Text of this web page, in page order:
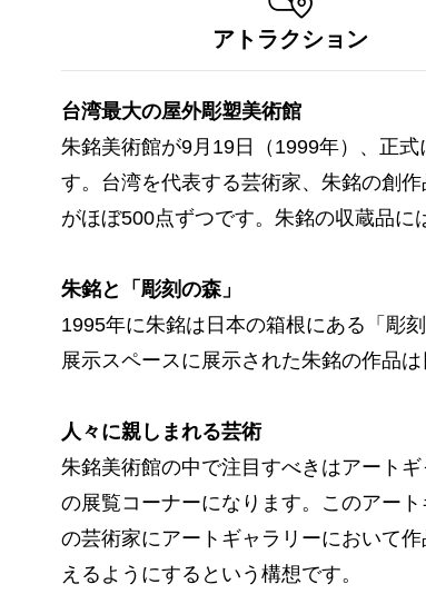
アトラクション
台湾最大の屋外彫塑美術館
朱銘美術館が9月19日（1999年）、正
す。台湾を代表する芸術家、朱銘の創
がほぼ500点ずつです。朱銘の収蔵品に
朱銘と「彫刻の森」
1995年に朱銘は日本の箱根にある「彫
展示スペースに展示された朱銘の作品
人々に親しまれる芸術
朱銘美術館の中で注目すべきはアート
の展覧コーナーになります。このアー
の芸術家にアートギャラリーにおいて
えるようにするという構想です。